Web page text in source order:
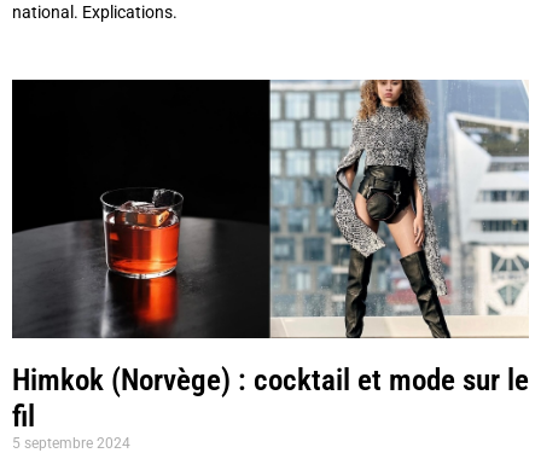
national. Explications.
Himkok (Norvège) : cocktail et mode sur le
fil
5 septembre 2024